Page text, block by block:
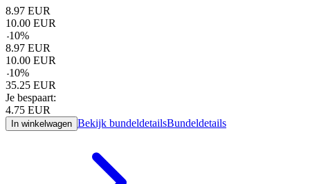
8.97 EUR
10.00 EUR
-10%
8.97 EUR
10.00 EUR
-10%
35.25 EUR
Je bespaart:
4.75 EUR
In winkelwagen Bekijk bundeldetailsBundeldetails